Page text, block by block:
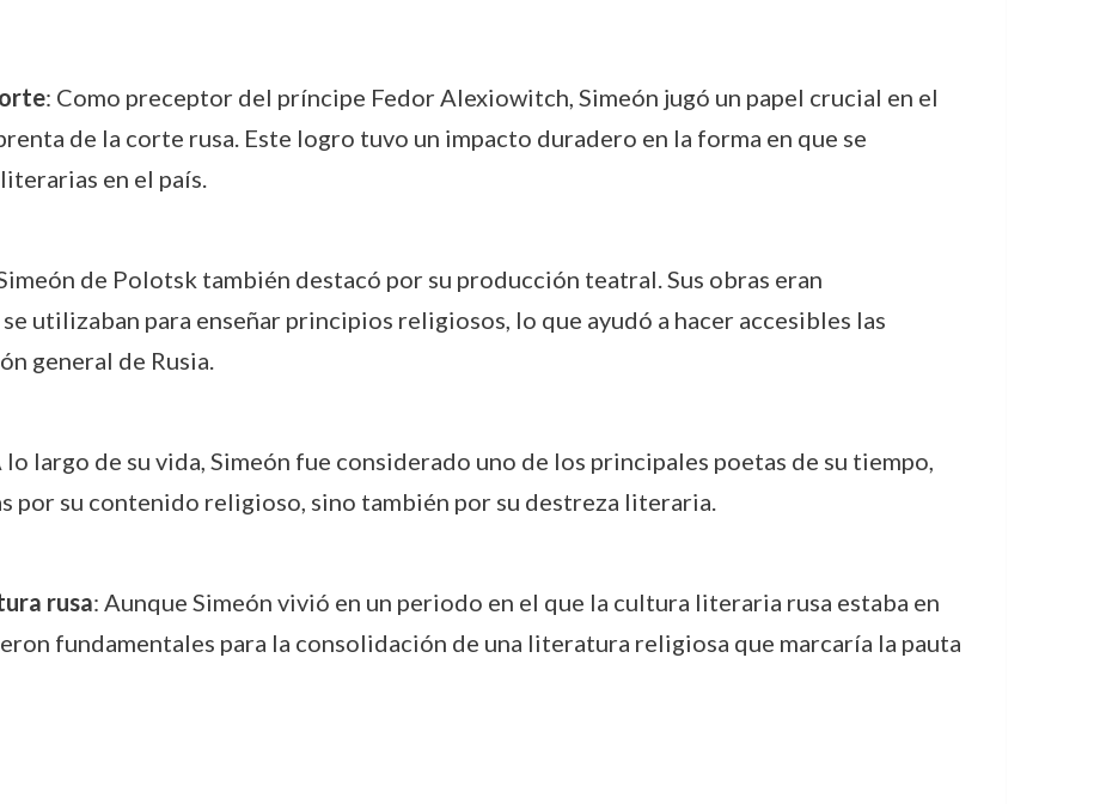
: Como preceptor del príncipe Fedor Alexiowitch, Simeón jugó un papel crucial en el
de la corte rusa. Este logro tuvo un impacto duradero en la forma en que se
en el país.
de Polotsk también destacó por su producción teatral. Sus obras eran
utilizaban para enseñar principios religiosos, lo que ayudó a hacer accesibles las
general de Rusia.
lo largo de su vida, Simeón fue considerado uno de los principales poetas de su tiempo,
por su contenido religioso, sino también por su destreza literaria.
rusa: Aunque Simeón vivió en un periodo en el que la cultura literaria rusa estaba en
fundamentales para la consolidación de una literatura religiosa que marcaría la pauta